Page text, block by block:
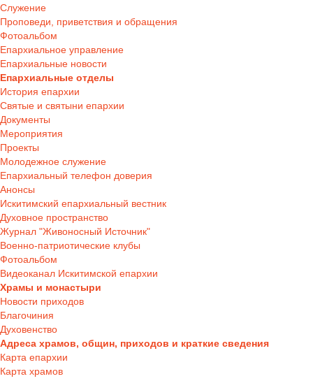
Служение
Проповеди, приветствия и обращения
Фотоальбом
Епархиальное управление
Епархиальные новости
Епархиальные отделы
История епархии
Святые и святыни епархии
Документы
Мероприятия
Проекты
Молодежное служение
Епархиальный телефон доверия
Анонсы
Искитимский епархиальный вестник
Духовное пространство
Журнал "Живоносный Источник"
Военно-патриотические клубы
Фотоальбом
Видеоканал Искитимской епархии
Храмы и монастыри
Новости приходов
Благочиния
Духовенство
Адреса храмов, общин, приходов и краткие сведения
Карта епархии
Карта храмов